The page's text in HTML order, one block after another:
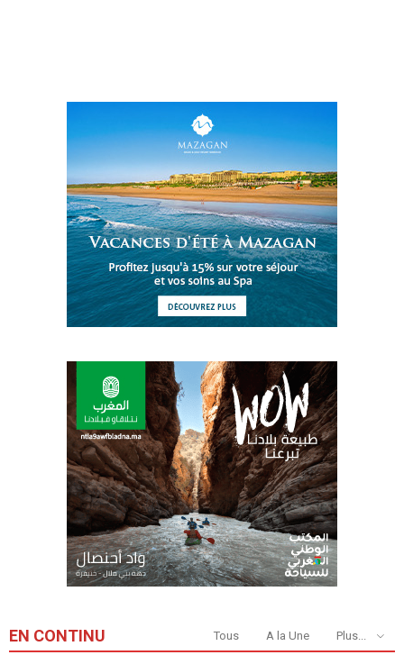
EN CONTINU Tous A la Une Plus...